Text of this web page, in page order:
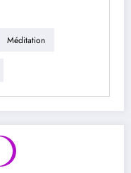
Méditation